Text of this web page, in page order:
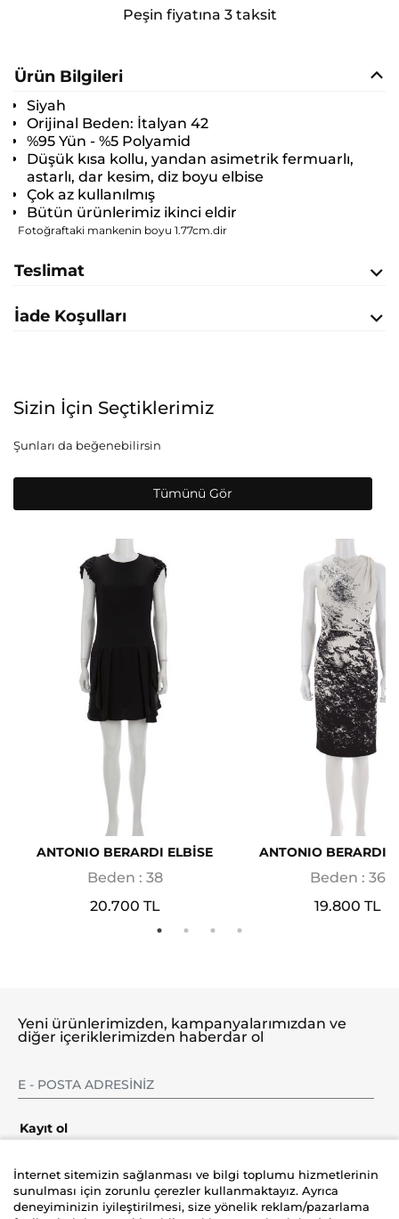
Peşin fiyatına 3 taksit
Ürün Bilgileri
Siyah
Orijinal Beden: İtalyan 42
%95 Yün - %5 Polyamid
Düşük kısa kollu, yandan asimetrik fermuarlı,
astarlı, dar kesim, diz boyu elbise
Çok az kullanılmış
Bütün ürünlerimiz ikinci eldir
Fotoğraftaki mankenin boyu 1.77cm.dir
Teslimat
İade Koşulları
Sizin İçin Seçtiklerimiz
Şunları da beğenebilirsin
Tümünü Gör
ANTONIO BERARDI ELBİSE
Beden : 38
20.700 TL
ANTONIO BERARDI
Beden : 36
19.800 TL
Yeni ürünlerimizden, kampanyalarımızdan ve
diğer içeriklerimizden haberdar ol
Kayıt ol
İnternet sitemizin sağlanması ve bilgi toplumu hizmetlerinin
sunulması için zorunlu çerezler kullanmaktayız. Ayrıca
deneyiminizin iyileştirilmesi, size yönelik reklam/pazarlama